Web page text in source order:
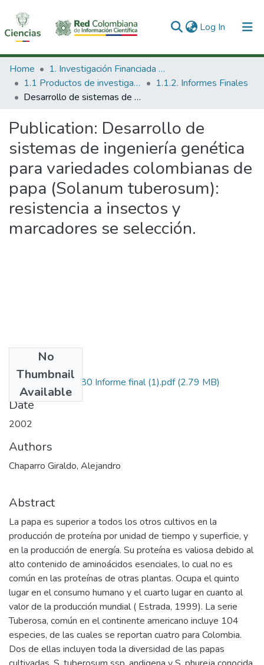
Log In (current)
Communities & Collections
All of DSpace
Home
1. Investigación Financiada con Recursos Públicos
1.1 Productos de investigación
1.1.2. Informes Finales
Desarrollo de sistemas de ingeniería genética para variedades colombianas de papa (Solanum tuberosum): resistencia a insectos y marcadores se selección.
Publication: Desarrollo de
sistemas de ingeniería genética
para variedades colombianas de
papa (Solanum tuberosum):
resistencia a insectos y
marcadores se selección.
No
Thumbnail
Available
1101-12-12380 Informe final (1).pdf(2.79 MB)
Date
2002
Authors
Chaparro Giraldo, Alejandro
Abstract
La papa es superior a todos los otros cultivos en la
producción de proteína por unidad de tiempo y superficie, y
en la producción de energía. Su proteína es valiosa debido al
alto contenido de aminoácidos esenciales, lo cual no es
común en las proteínas de otras plantas. Ocupa el quinto
lugar en el consumo humano y el cuarto lugar en cuanto al
valor de la producción mundial ( Estrada, 1999). La serie
Tuberosa, común en el continente americano incluye 104
especies, de las cuales se reportan cuatro para Colombia.
Dos de ellas incluyen toda la diversidad de las papas